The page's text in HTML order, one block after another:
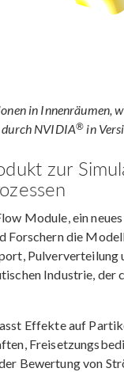
in Innenräumen,
durch NVIDIA® in
zur
Module, ein
Forschern die
Pulververteilung
Industrie, der
Effekte auf
Bewertung von